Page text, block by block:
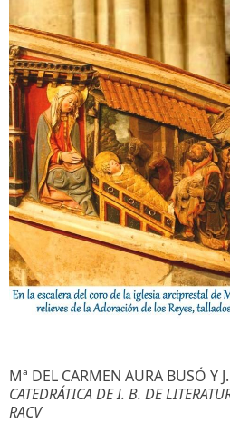
Mª DEL CARMEN AURA BUSÓ Y
CATEDRÁTICA DE I. B. DE
RACV